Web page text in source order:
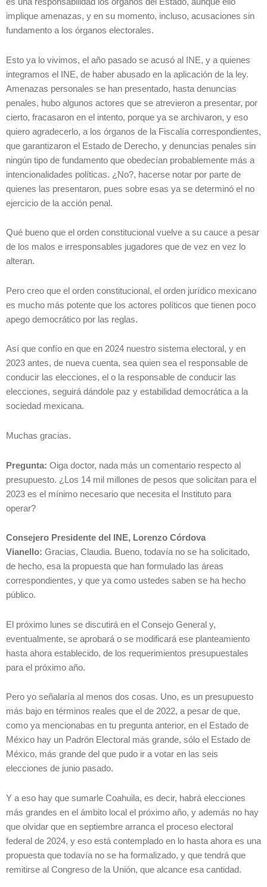
es una responsabilidad los órganos del Estado, aunque ello
implique amenazas, y en su momento, incluso, acusaciones sin
fundamento a los órganos electorales.
Esto ya lo vivimos, el año pasado se acusó al INE, y a quienes
integramos el INE, de haber abusado en la aplicación de la ley.
Amenazas personales se han presentado, hasta denuncias
penales, hubo algunos actores que se atrevieron a presentar, por
cierto, fracasaron en el intento, porque ya se archivaron, y eso
quiero agradecerlo, a los órganos de la Fiscalía correspondientes,
que garantizaron el Estado de Derecho, y denuncias penales sin
ningún tipo de fundamento que obedecían probablemente más a
intencionalidades políticas. ¿No?, hacerse notar por parte de
quienes las presentaron, pues sobre esas ya se determinó el no
ejercicio de la acción penal.
Qué bueno que el orden constitucional vuelve a su cauce a pesar
de los malos e irresponsables jugadores que de vez en vez lo
alteran.
Pero creo que el orden constitucional, el orden jurídico mexicano
es mucho más potente que los actores políticos que tienen poco
apego democrático por las reglas.
Así que confío en que en 2024 nuestro sistema electoral, y en
2023 antes, de nueva cuenta, sea quien sea el responsable de
conducir las elecciones, el o la responsable de conducir las
elecciones, seguirá dándole paz y estabilidad democrática a la
sociedad mexicana.
Muchas gracias.
Pregunta: Oiga doctor, nada más un comentario respecto al
presupuesto. ¿Los 14 mil millones de pesos que solicitan para el
2023 es el mínimo necesario que necesita el Instituto para
operar?
Consejero Presidente del INE, Lorenzo Córdova
Vianello: Gracias, Claudia. Bueno, todavía no se ha solicitado,
de hecho, esa la propuesta que han formulado las áreas
correspondientes, y que ya como ustedes saben se ha hecho
público.
El próximo lunes se discutirá en el Consejo General y,
eventualmente, se aprobará o se modificará ese planteamiento
hasta ahora establecido, de los requerimientos presupuestales
para el próximo año.
Pero yo señalaría al menos dos cosas. Uno, es un presupuesto
más bajo en términos reales que el de 2022, a pesar de que,
como ya mencionabas en tu pregunta anterior, en el Estado de
México hay un Padrón Electoral más grande, sólo el Estado de
México, más grande del que pudo ir a votar en las seis
elecciones de junio pasado.
Y a eso hay que sumarle Coahuila, es decir, habrá elecciones
más grandes en el ámbito local el próximo año, y además no hay
que olvidar que en septiembre arranca el proceso electoral
federal de 2024, y eso está contemplado en lo hasta ahora es una
propuesta que todavía no se ha formalizado, y que tendrá que
remitirse al Congreso de la Unión, que alcance esa cantidad.